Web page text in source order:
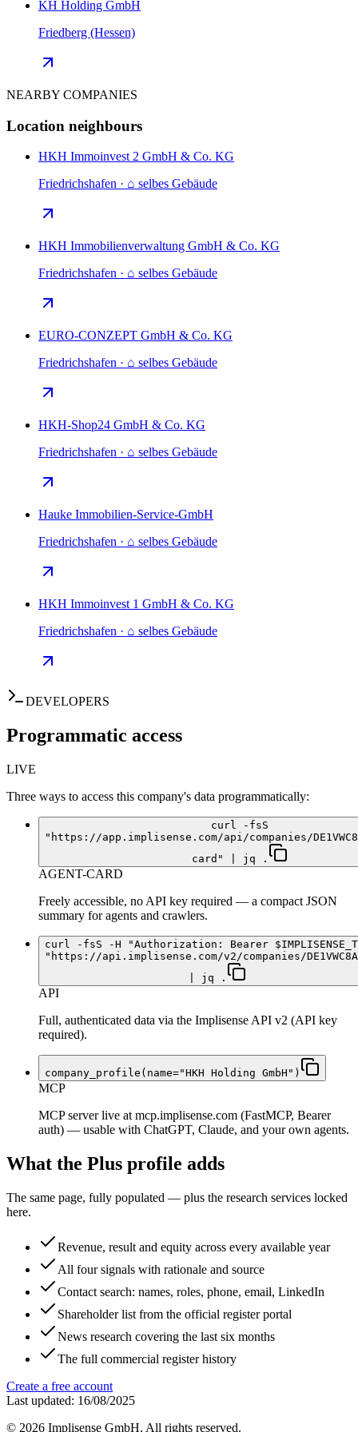
KH Holding GmbH
Friedberg (Hessen)
NEARBY COMPANIES
Location neighbours
HKH Immoinvest 2 GmbH & Co. KG
Friedrichshafen · ⌂ selbes Gebäude
HKH Immobilienverwaltung GmbH & Co. KG
Friedrichshafen · ⌂ selbes Gebäude
EURO-CONZEPT GmbH & Co. KG
Friedrichshafen · ⌂ selbes Gebäude
HKH-Shop24 GmbH & Co. KG
Friedrichshafen · ⌂ selbes Gebäude
Hauke Immobilien-Service-GmbH
Friedrichshafen · ⌂ selbes Gebäude
HKH Immoinvest 1 GmbH & Co. KG
Friedrichshafen · ⌂ selbes Gebäude
DEVELOPERS
Programmatic access
LIVE
Three ways to access this company's data programmatically:
curl -fsS
"https://app.implisense.com/api/companies/
card" | jq .
AGENT-CARD
Freely accessible, no API key required — a compact JSON
summary for agents and crawlers.
curl -fsS -H "Authorization: Bearer
"https://api.implisense.com/v2/companies/
| jq .
API
Full, authenticated data via the Implisense API v2 (API key
required).
company_profile(name="HKH Holding GmbH")
MCP
MCP server live at mcp.implisense.com (FastMCP, Bearer
auth) — usable with ChatGPT, Claude, and your own agents.
What the Plus profile adds
The same page, fully populated — plus the research services locked
here.
Revenue, result and equity across every available year
All four signals with rationale and source
Contact search: names, roles, phone, email, LinkedIn
Shareholder list from the official register portal
News research covering the last six months
The full commercial register history
Create a free account
Last updated: 16/08/2025
© 2026 Implisense GmbH. All rights reserved.